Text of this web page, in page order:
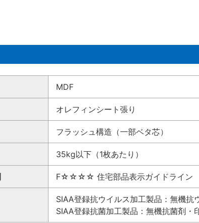
MDF
オレフィンシート張り
フラッシュ構造（一部ベタ芯）
35kg以下（1枚あたり）
F☆☆☆☆ 住宅部品表示ガイドライン
SIAA登録抗ウイルス加工製品：無機
SIAA登録抗菌加工製品：無機抗菌剤